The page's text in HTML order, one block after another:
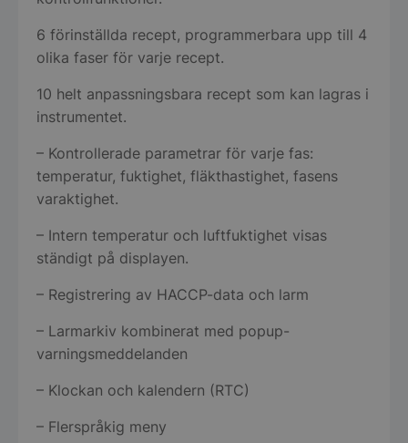
6 förinställda recept, programmerbara upp till 4
olika faser för varje recept.
10 helt anpassningsbara recept som kan lagras i
instrumentet.
– Kontrollerade parametrar för varje fas:
temperatur, fuktighet, fläkthastighet, fasens
varaktighet.
– Intern temperatur och luftfuktighet visas
ständigt på displayen.
– Registrering av HACCP-data och larm
– Larmarkiv kombinerat med popup-
varningsmeddelanden
– Klockan och kalendern (RTC)
– Flerspråkig meny